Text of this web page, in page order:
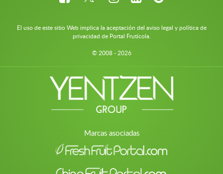
El uso de este sitio Web implica la aceptación del aviso legal y política de
privacidad de Portal Frutícola.
© 2008 - 2026
Marcas asociadas